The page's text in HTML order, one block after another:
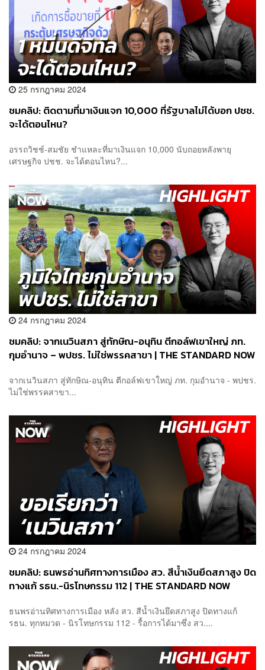
25 กรกฎาคม 2024
ชมคลิป: ติดตามที่มาเงินแจก 10,000 ที่รัฐบาลไม่ได้บอก ปชช.
จะได้ตอนไหน?
อรรถวิชช์-สมชัย ชำแหละที่มาเงินแจก 10,000 นับถอยหลังพายุ
เศรษฐกิจ ปชช. จะได้ตอนไหน?...
24 กรกฎาคม 2024
ชมคลิป: จากเนวินสภา สู่ทักษิณ-อนุทิน ตีกอล์ฟเขาใหญ่ ภท.
กุมอำนาจ – พปชร. ไม่ใช่พรรคสาขา | THE STANDARD NOW
จากเนวินสภา สู่ทักษิณ-อนุทิน ตีกอล์ฟเขาใหญ่ ภท. กุมอำนาจ - พปชร.
ไม่ใช่พรรคสาขา...
24 กรกฎาคม 2024
ชมคลิป: ธนพรอ่านทิศทางการเมือง สว. สีน้ำเงินยึดสภาสูง ปิด
ทางแก้ รธน.-นิรโทษกรรม 112 | THE STANDARD NOW
ธนพรอ่านทิศทางการเมือง หลัง สว. สีน้ำเงินยึดสภาสูง ปิดทางแก้
รธน. ทุกหมวด - นิรโทษกรรม 112 - รื้อการได้มาซึ่ง สว....